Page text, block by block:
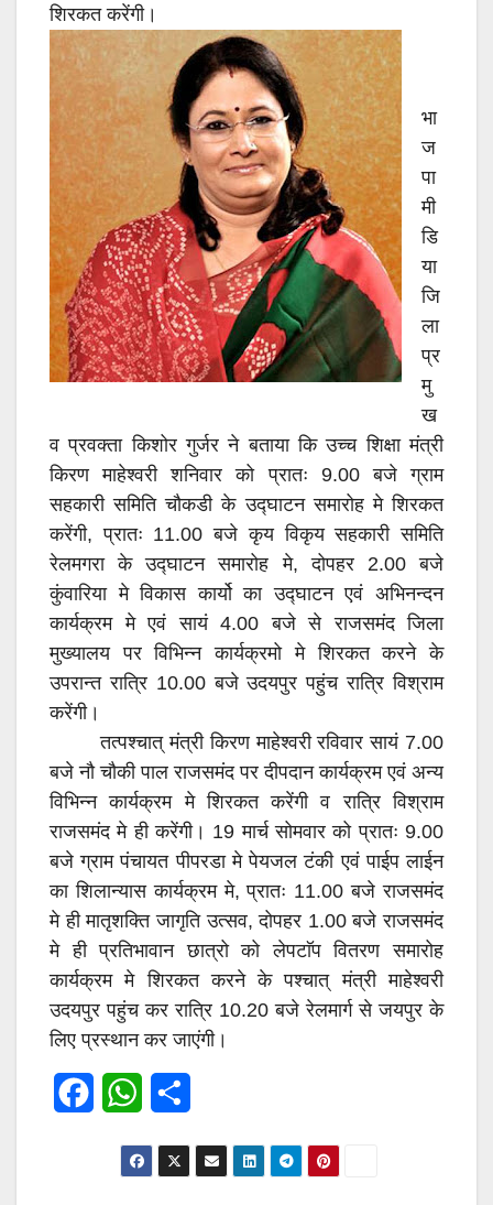
शिरकत करेंगी।
भा
ज
पा
मी
डि
या
जि
ला
प्र
मु
ख
व प्रवक्ता किशोर गुर्जर ने बताया कि उच्च शिक्षा मंत्री
किरण माहेश्वरी शनिवार को प्रातः 9.00 बजे ग्राम
सहकारी समिति चौकडी के उद्घाटन समारोह मे शिरकत
करेंगी, प्रातः 11.00 बजे कृय विकृय सहकारी समिति
रेलमगरा के उद्घाटन समारोह मे, दोपहर 2.00 बजे
कुंवारिया मे विकास कार्यो का उद्घाटन एवं अभिनन्दन
कार्यक्रम मे एवं सायं 4.00 बजे से राजसमंद जिला
मुख्यालय पर विभिन्न कार्यक्रमो मे शिरकत करने के
उपरान्त रात्रि 10.00 बजे उदयपुर पहुंच रात्रि विश्राम
करेंगी।
तत्पश्चात् मंत्री किरण माहेश्वरी रविवार सायं 7.00
बजे नौ चौकी पाल राजसमंद पर दीपदान कार्यक्रम एवं अन्य
विभिन्न कार्यक्रम मे शिरकत करेंगी व रात्रि विश्राम
राजसमंद मे ही करेंगी। 19 मार्च सोमवार को प्रातः 9.00
बजे ग्राम पंचायत पीपरडा मे पेयजल टंकी एवं पाईप लाईन
का शिलान्यास कार्यक्रम मे, प्रातः 11.00 बजे राजसमंद
मे ही मातृशक्ति जागृति उत्सव, दोपहर 1.00 बजे राजसमंद
मे ही प्रतिभावान छात्रो को लेपटाॅप वितरण समारोह
कार्यक्रम मे शिरकत करने के पश्चात् मंत्री माहेश्वरी
उदयपुर पहुंच कर रात्रि 10.20 बजे रेलमार्ग से जयपुर के
लिए प्रस्थान कर जाएंगी।
W
a a